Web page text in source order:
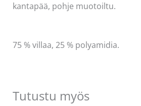
kantapää, pohje muotoiltu.
75 % villaa, 25 % polyamidia.
Tutustu myös